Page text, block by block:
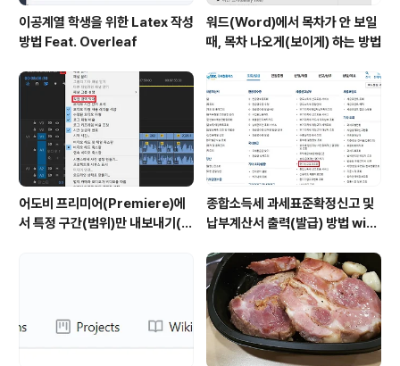
이공계열 학생을 위한 Latex 작성
방법 Feat. Overleaf
워드(Word)에서 목차가 안 보일
때, 목차 나오게(보이게) 하는 방법
어도비 프리미어(Premiere)에
서 특정 구간(범위)만 내보내기(출
종합소득세 과세표준확정신고 및
납부계산서 출력(발급) 방법 with